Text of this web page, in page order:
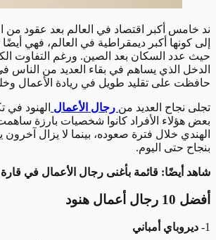
ند خامس أكبر اقتصاد في العالم بعد عقود من
إلى كونها أكبر ديمقراطية في العالم، فهي
حيث عدد السكان بعد الصين. ورغم التفاوت
الدخل الذي يساهم في بقاء العديد من الناس في
حافظت على تقليد طويل في ريادة الأعمال
تجلى نجاح العديد من رجال الأعمال الهنود في
بعض هؤلاء الأفراد كانوا شخصيات بارزة
الهندي خلال فترة صعوده، بينما لا يزال
بنجاح حتى اليوم.
شاهد أيضًا: قائمة بأغنى رجال الأعمال في قارة
أفضل 10 رجال أعمال هنود
1- ديروباي أمباني